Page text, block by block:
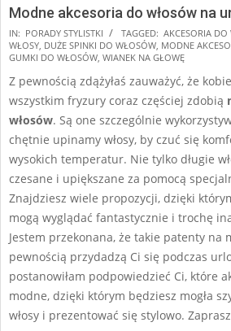
Modne akcesoria do włosów na
2025-
07-
IN: PORADY STYLISTKI TAGGED: AKCESORIA
WŁOSY, DUŻE SPINKI DO WŁOSÓW, MODNE
GUMKI DO WŁOSÓW, WIANEK NA GŁOWĘ
Z pewnością zdążyłaś zauważyć, że
wszystkim fryzury coraz częściej zdobią
włosów. Są one szczególnie
chętnie upinamy włosy, by czuć się
wysokich temperatur. Nie tylko długie
czesane i upiększane za pomocą
Znajdziesz wiele propozycji, dzięki
mogą wyglądać fantastycznie i trochę
Jestem przekonana, że takie patenty na
pewnością przydadzą Ci się podczas
postanowiłam podpowiedzieć Ci, które
modne, dzięki którym będziesz mogła
włosy i prezentować się stylowo.